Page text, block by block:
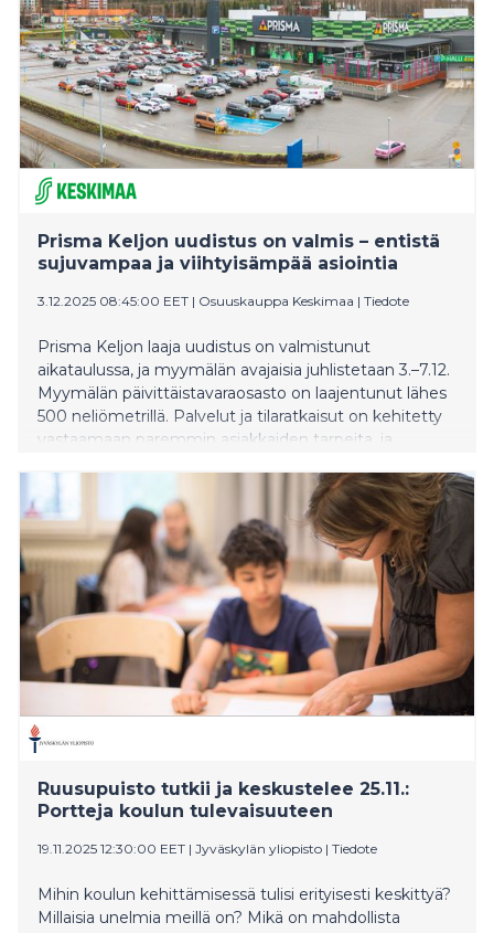
Prisma Keljon uudistus on valmis – entistä
sujuvampaa ja viihtyisämpää asiointia
3.12.2025 08:45:00 EET | Osuuskauppa Keskimaa | Tiedote
Prisma Keljon laaja uudistus on valmistunut
aikataulussa, ja myymälän avajaisia juhlistetaan 3.–7.12.
Myymälän päivittäistavaraosasto on laajentunut lähes
500 neliömetrillä. Palvelut ja tilaratkaisut on kehitetty
vastaamaan paremmin asiakkaiden tarpeita, ja
Lisäksi parkkihallin toiminnallisuuksia on uudistettu,
jotta pysäköinti olisi entistä helpompaa ja sujuvampaa
kaikille asiakkaille.
Ruusupuisto tutkii ja keskustelee 25.11.:
Portteja koulun tulevaisuuteen
19.11.2025 12:30:00 EET | Jyväskylän yliopisto | Tiedote
Mihin koulun kehittämisessä tulisi erityisesti keskittyä?
Millaisia unelmia meillä on? Mikä on mahdollista